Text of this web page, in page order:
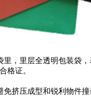
，里层全透明包装袋
格证。
挤压成型和锐利物件